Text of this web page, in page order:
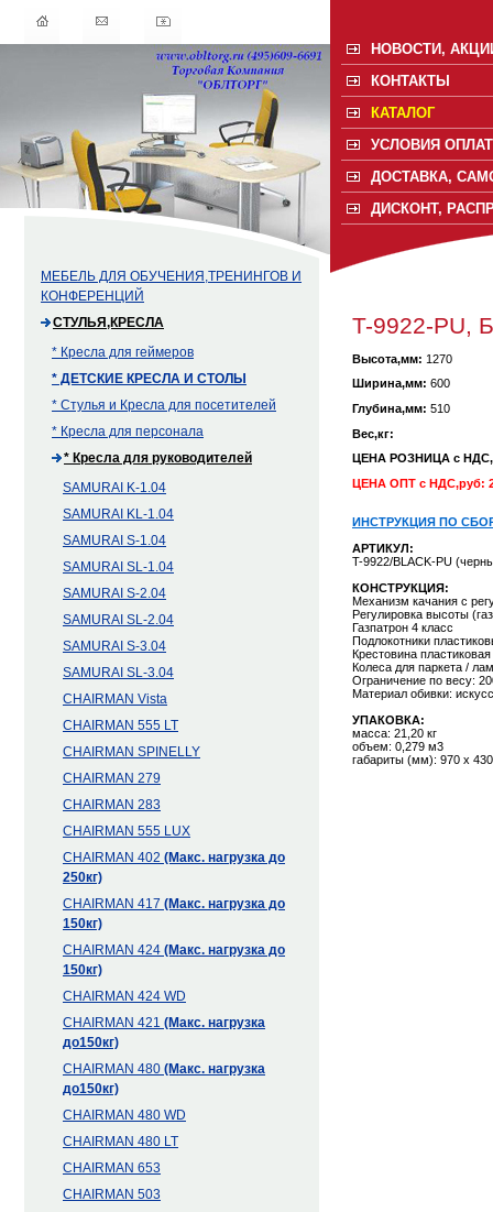
МЕБЕЛЬ ДЛЯ ОБУЧЕНИЯ,ТРЕНИНГОВ И
КОНФЕРЕНЦИЙ
СТУЛЬЯ,КРЕСЛА
* Кресла для геймеров
* ДЕТСКИЕ КРЕСЛА И СТОЛЫ
* Стулья и Кресла для посетителей
* Кресла для персонала
* Кресла для руководителей
SAMURAI K-1.04
SAMURAI KL-1.04
SAMURAI S-1.04
SAMURAI SL-1.04
SAMURAI S-2.04
SAMURAI SL-2.04
SAMURAI S-3.04
SAMURAI SL-3.04
CHAIRMAN Vista
CHAIRMAN 555 LT
CHAIRMAN SPINELLY
CHAIRMAN 279
CHAIRMAN 283
CHAIRMAN 555 LUX
CHAIRMAN 402 (Макс. нагрузка до
250кг)
CHAIRMAN 417 (Макс. нагрузка до
150кг)
CHAIRMAN 424 (Макс. нагрузка до
150кг)
CHAIRMAN 424 WD
CHAIRMAN 421 (Макс. нагрузка
до150кг)
CHAIRMAN 480 (Макс. нагрузка
до150кг)
CHAIRMAN 480 WD
CHAIRMAN 480 LT
CHAIRMAN 653
CHAIRMAN 503
НОВОСТИ,
КОНТАКТЫ
КАТАЛОГ
УСЛОВИЯ
ДОСТАВКА,
ДИСКОНТ,
T-9922-PU,
Высота,мм: 1270
Ширина,мм: 600
Глубина,мм: 510
Вес,кг:
ЦЕНА РОЗНИЦА с
ЦЕНА ОПТ с НДС,руб:
ИНСТРУКЦИЯ ПО
АРТИКУЛ:
T-9922/BLACK-PU
КОНСТРУКЦИЯ:
Механизм качания с
Регулировка высоты
Газпатрон 4 класс
Подлокотники
Крестовина
Колеса для паркета /
Ограничение по весу:
Материал обивки:
УПАКОВКА:
масса: 21,20 кг
объем: 0,279 м3
габариты (мм): 970 х